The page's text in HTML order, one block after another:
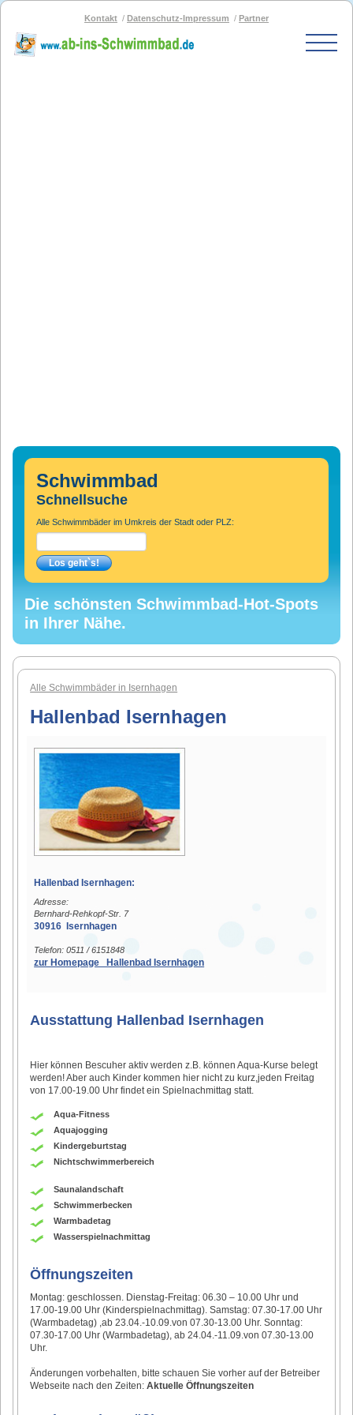
Kontakt Datenschutz-Impressum Partner
Schwimmbad
Schnellsuche
Alle Schwimmbäder im Umkreis der Stadt oder PLZ:
Die schönsten Schwimmbad-Hot-Spots
in Ihrer Nähe.
Alle Schwimmbäder in Isernhagen
Hallenbad Isernhagen
Hallenbad Isernhagen:
Adresse:
Bernhard-Rehkopf-Str. 7
30916 Isernhagen
Telefon: 0511 / 6151848
zur Homepage Hallenbad Isernhagen
Ausstattung Hallenbad Isernhagen
Hier können Bescuher aktiv werden z.B. können Aqua-Kurse belegt
werden! Aber auch Kinder kommen hier nicht zu kurz,jeden Freitag
von 17.00-19.00 Uhr findet ein Spielnachmittag statt.
Aqua-Fitness
Aquajogging
Kindergeburtstag
Nichtschwimmerbereich
Saunalandschaft
Schwimmerbecken
Warmbadetag
Wasserspielnachmittag
Öffnungszeiten
Montag: geschlossen. Dienstag-Freitag: 06.30 – 10.00 Uhr und
17.00-19.00 Uhr (Kinderspielnachmittag). Samstag: 07.30-17.00 Uhr
(Warmbadetag) ,ab 23.04.-10.09.von 07.30-13.00 Uhr. Sonntag:
07.30-17.00 Uhr (Warmbadetag), ab 24.04.-11.09.von 07.30-13.00
Uhr.
Änderungen vorbehalten, bitte schauen Sie vorher auf der Betreiber
Webseite nach den Zeiten:Aktuelle Öffnungszeiten